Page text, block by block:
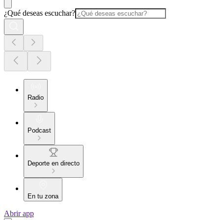
¿Qué deseas escuchar?
Radio
Podcast
Deporte en directo
En tu zona
Abrir app